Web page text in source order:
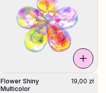
Flower Shiny
Multicolor
19,00 zł